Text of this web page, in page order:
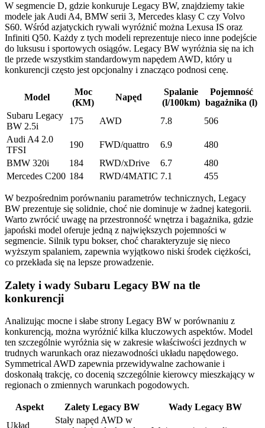
W segmencie D, gdzie konkuruje Legacy BW, znajdziemy takie
modele jak Audi A4, BMW serii 3, Mercedes klasy C czy Volvo
S60. Wśród azjatyckich rywali wyróżnić można Lexusa IS oraz
Infiniti Q50. Każdy z tych modeli reprezentuje nieco inne podejście
do luksusu i sportowych osiągów. Legacy BW wyróżnia się na ich
tle przede wszystkim standardowym napędem AWD, który u
konkurencji często jest opcjonalny i znacząco podnosi cenę.
Model
Moc
(KM)
Napęd
Spalanie
(l/100km)
Pojemność
bagażnika (l)
Subaru Legacy
BW 2.5i
175 AWD 7.8
506
Audi A4 2.0
TFSI
190 FWD/quattro 6.9
480
BMW 320i
184 RWD/xDrive 6.7
480
Mercedes C200 184 RWD/4MATIC 7.1 455
W bezpośrednim porównaniu parametrów technicznych, Legacy
BW prezentuje się solidnie, choć nie dominuje w żadnej kategorii.
Warto zwrócić uwagę na przestronność wnętrza i bagażnika, gdzie
japoński model oferuje jedną z największych pojemności w
segmencie. Silnik typu bokser, choć charakteryzuje się nieco
wyższym spalaniem, zapewnia wyjątkowo niski środek ciężkości,
co przekłada się na lepsze prowadzenie.
Zalety i wady Subaru Legacy BW na tle
konkurencji
Analizując mocne i słabe strony Legacy BW w porównaniu z
konkurencją, można wyróżnić kilka kluczowych aspektów. Model
ten szczególnie wyróżnia się w zakresie właściwości jezdnych w
trudnych warunkach oraz niezawodności układu napędowego.
Symmetrical AWD zapewnia przewidywalne zachowanie i
doskonałą trakcję, co docenią szczególnie kierowcy mieszkający w
regionach o zmiennych warunkach pogodowych.
Aspekt Zalety Legacy BW
Wady Legacy BW
Układ
Stały napęd AWD w